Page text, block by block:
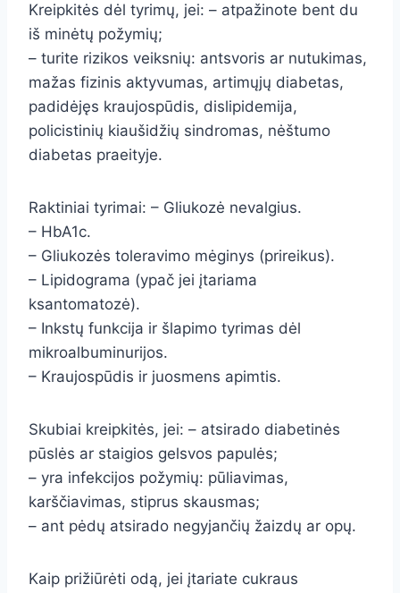
Kreipkitės dėl tyrimų, jei: – atpažinote bent du
iš minėtų požymių;
– turite rizikos veiksnių: antsvoris ar nutukimas,
mažas fizinis aktyvumas, artimųjų diabetas,
padidėjęs kraujospūdis, dislipidemija,
policistinių kiaušidžių sindromas, nėštumo
diabetas praeityje.
Raktiniai tyrimai: – Gliukozė nevalgius.
– HbA1c.
– Gliukozės toleravimo mėginys (prireikus).
– Lipidograma (ypač jei įtariama
ksantomatozė).
– Inkstų funkcija ir šlapimo tyrimas dėl
mikroalbuminurijos.
– Kraujospūdis ir juosmens apimtis.
Skubiai kreipkitės, jei: – atsirado diabetinės
pūslės ar staigios gelsvos papulės;
– yra infekcijos požymių: pūliavimas,
karščiavimas, stiprus skausmas;
– ant pėdų atsirado negyjančių žaizdų ar opų.
Kaip prižiūrėti odą, jei įtariate cukraus